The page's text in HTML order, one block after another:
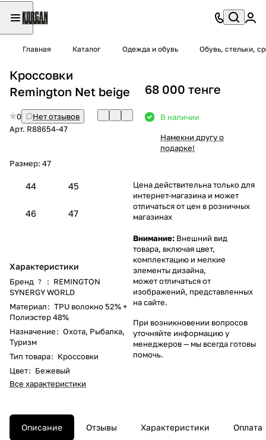
Главная Каталог Одежда и обувь Обувь, стельки,
Кроссовки
Remington Net beige
0
Нет отзывов
Арт. R88654-47
Размер: 47
44 45
46 47
Характеристики
Бренд ? : REMINGTON
SYNERGY WORLD
Материал: TPU волокно 52% +
Полиэстер 48%
Назначение: Охота, Рыбалка,
Туризм
Тип товара: Кроссовки
Цвет: Бежевый
Все характеристики
68 000 тенге
В наличии
Намекни другу о
подарке!
Цена действительна только для
интернет-магазина и может
отличаться от цен в розничных
магазинах
Внимание: Внешний вид
товара, включая цвет,
комплектацию и мелкие
элементы дизайна,
может отличаться от
изображений, представленных
на сайте.
При возникновении вопросов
уточняйте информацию у
менеджеров— мы всегда готовы
помочь.
Описание Отзывы Характеристики Оплата